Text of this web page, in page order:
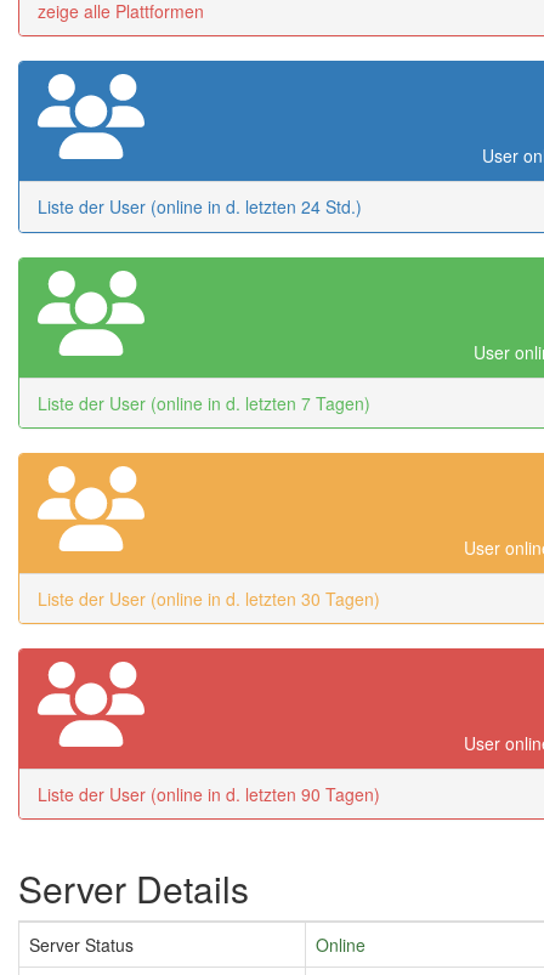
zeige alle Plattformen
User
Liste der User (online in d. letzten 24 Std.)
User
Liste der User (online in d. letzten 7 Tagen)
User
Liste der User (online in d. letzten 30 Tagen)
User
Liste der User (online in d. letzten 90 Tagen)
Server Details
Server Status
Online